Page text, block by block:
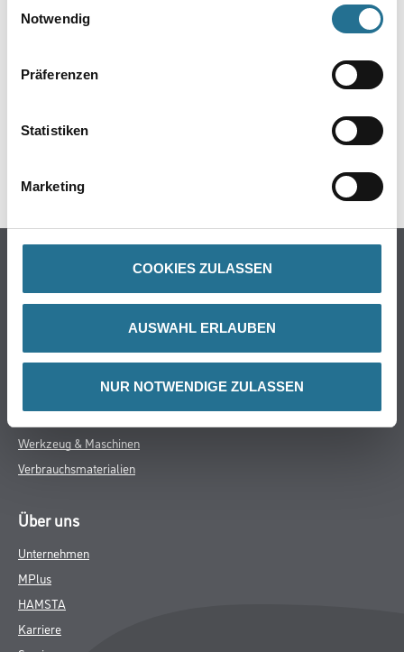
Notwendig
Präferenzen
Statistiken
Marketing
COOKIES ZULASSEN
AUSWAHL ERLAUBEN
NUR NOTWENDIGE ZULASSEN
DATENBLÄTTER
SPEZIFIKATIONEN
Farbe
Putze- und Spachtelmassen
Wand- & Deckenbeläge
Werkzeug & Maschinen
Verbrauchsmaterialien
Über uns
Unternehmen
MPlus
HAMSTA
Karriere